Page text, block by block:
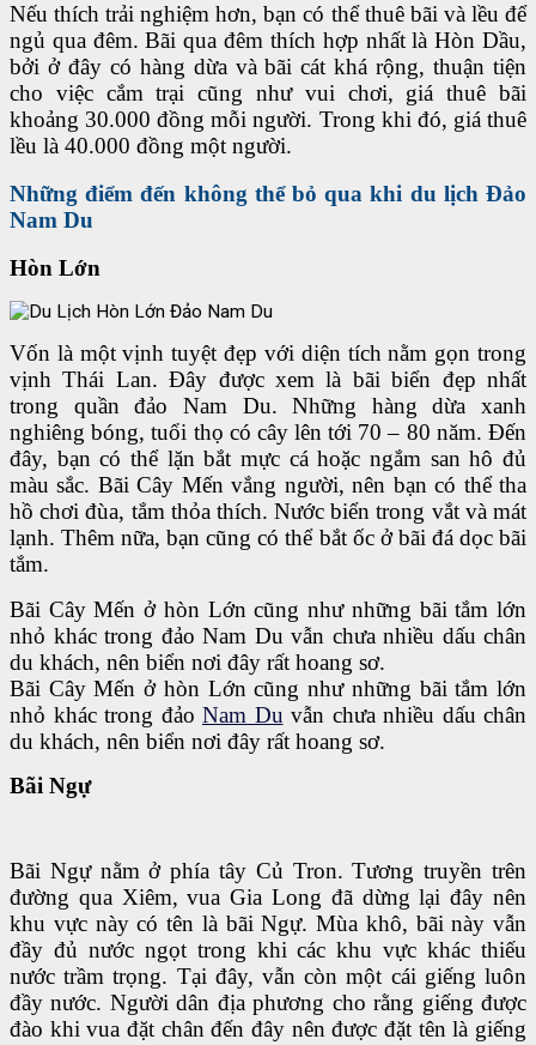
Nếu thích trải nghiệm hơn, bạn có thể thuê bãi và lều để
ngủ qua đêm. Bãi qua đêm thích hợp nhất là Hòn Dầu,
bởi ở đây có hàng dừa và bãi cát khá rộng, thuận tiện
cho việc cắm trại cũng như vui chơi, giá thuê bãi
khoảng 30.000 đồng mỗi người. Trong khi đó, giá thuê
lều là 40.000 đồng một người.
Những điểm đến không thể bỏ qua khi du lịch Đảo
Nam Du
Hòn Lớn
Vốn là một vịnh tuyệt đẹp với diện tích nằm gọn trong
vịnh Thái Lan. Đây được xem là bãi biển đẹp nhất
trong quần đảo Nam Du. Những hàng dừa xanh
nghiêng bóng, tuổi thọ có cây lên tới 70 – 80 năm. Đến
đây, bạn có thể lặn bắt mực cá hoặc ngắm san hô đủ
màu sắc. Bãi Cây Mến vắng người, nên bạn có thể tha
hồ chơi đùa, tắm thỏa thích. Nước biển trong vắt và mát
lạnh. Thêm nữa, bạn cũng có thể bắt ốc ở bãi đá dọc bãi
tắm.
Bãi Cây Mến ở hòn Lớn cũng như những bãi tắm lớn
nhỏ khác trong đảo Nam Du vẫn chưa nhiều dấu chân
du khách, nên biển nơi đây rất hoang sơ.
Bãi Cây Mến ở hòn Lớn cũng như những bãi tắm lớn
nhỏ khác trong đảo Nam Du vẫn chưa nhiều dấu chân
du khách, nên biển nơi đây rất hoang sơ.
Bãi Ngự
Bãi Ngự nằm ở phía tây Củ Tron. Tương truyền trên
đường qua Xiêm, vua Gia Long đã dừng lại đây nên
khu vực này có tên là bãi Ngự. Mùa khô, bãi này vẫn
đầy đủ nước ngọt trong khi các khu vực khác thiếu
nước trầm trọng. Tại đây, vẫn còn một cái giếng luôn
đầy nước. Người dân địa phương cho rằng giếng được
đào khi vua đặt chân đến đây nên được đặt tên là giếng